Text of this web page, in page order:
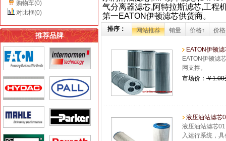
购物车(0)
对比框(0)
推荐品牌
气分离器滤芯,阿特拉斯滤芯,工程
第一EATON伊顿滤芯供货商。
排序： 网站推荐 销量 价格↑ 价
EATON伊顿
EATON伊顿滤
网支撑。
市场价： ￥1.00
液压油站滤芯
液压油站滤芯
入运行系统，